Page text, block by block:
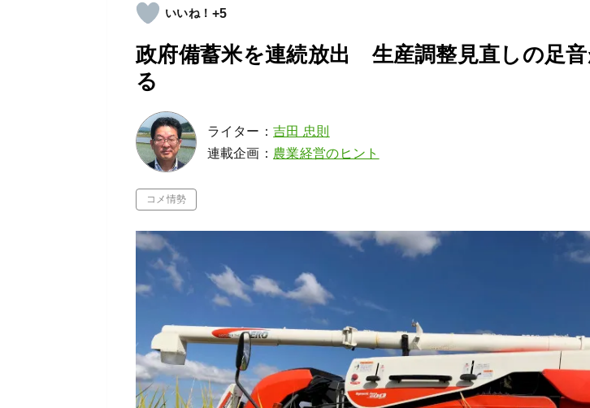
+5
政府備蓄米を連続放出 生産調整見直しの足音
る
ライター：吉田 忠則
連載企画： 農業経営のヒント
コメ情勢